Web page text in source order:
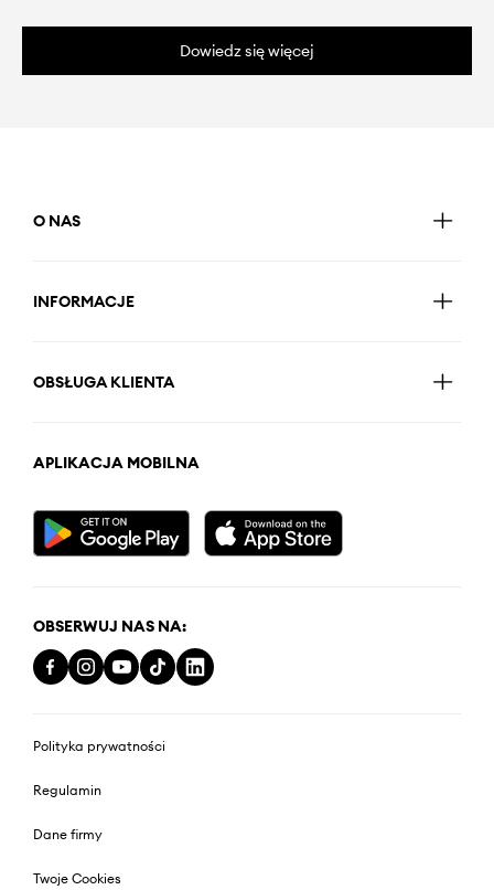
Dowiedz się więcej
O NAS
INFORMACJE
OBSŁUGA KLIENTA
APLIKACJA MOBILNA
OBSERWUJ NAS NA:
Polityka prywatności
Regulamin
Dane firmy
Twoje Cookies